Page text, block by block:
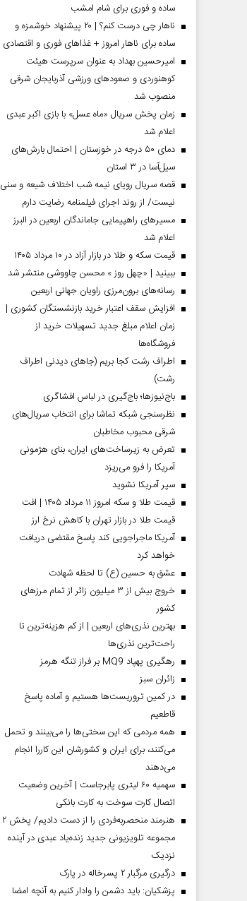
ساده و فوری برای شام امشب
ناهار چی درست کنم؟ | ۲۰ پیشنهاد خوشمزه و
ساده برای ناهار امروز + غذاهای فوری و اقتصادی
امیرحسین بهداد به عنوان سرپرست هیئت
کوهنوردی و صعودهای ورزشی آذربایجان شرقی
منصوب شد
زمان پخش سریال «ماه عسل» با بازی اکبر عبدی
اعلام شد
دمای ۵۰ درجه در خوزستان | احتمال بارش‌های
سیل‌آسا در ۳ استان
قصه سریال رویای نیمه شب اختلاف شیعه و سنی
نیست/ از روند اجرای فیلمنامه رضایت دارم
مسیر‌های راهپیمایی جاماندگان اربعین در البرز
اعلام شد
قیمت سکه و طلا در بازار آزاد در ۱۰ مرداد ۱۴۰۵
ببینید | «چهل روز » محسن چاووشی منتشر شد
رسانه‌های برون‌مرزی راویان جهانی اربعین
افزایش سقف اعتبار خرید بازنشستگان کشوری |
زمان اعلام مبلغ جدید تسهیلات خرید از
فروشگاه‌ها
اطراف رشت کجا بریم (جاهای دیدنی اطراف
رشت)
باج‌نیوزها؛ باج‌گیری در لباس افشاگری
نظرسنجی شبکه تماشا برای انتخاب سریال‌های
شرقی محبوب مخاطبان
تعرض به زیرساخت‌های ایران، بنای هژمونی
آمریکا را فرو می‌ریزد
سپر آمریکا نشوید
قیمت طلا و سکه امروز ۱۱ مرداد ۱۴۰۵ | افت
قیمت طلا در بازار تهران با کاهش نرخ ارز
آمریکا ماجراجویی کند پاسخ مقتضی دریافت
خواهد کرد
عشق به حسین (ع) تا لحظه شهادت
خروج بیش از ۳ میلیون زائر از تمام مرز‌های
کشور
بهترین نذری‌های اربعین | از کم هزینه‌ترین تا
راحت‌ترین نذری‌ها
رهگیری پهپاد MQ9 بر فراز تنگه هرمز
‌زائران سبز
در کمین تروریست‌ها هستیم و آماده پاسخ
قاطعیم
همه مردمی که این سختی‌ها را می‌بینند و تحمل
می‌کنند، برای ایران و کشورشان این کاررا انجام
می‌دهند
سهمیه ۶۰ لیتری پابرجاست | آخرین وضعیت
اتصال کارت سوخت به کارت بانکی
هنرمند منحصر‌به‌فردی را از دست دادیم/ پخش ۲
مجموعه تلویزیونی جدید زنده‌یاد عبدی در آینده
نزدیک
درگیری مرگبار ۲ پسرخاله در پارک
پزشکیان: باید دشمن را وادار کنیم به آنچه امضا
صفحات نخست روزنامه ها‌ی‌سه‌شنبه ۶ مردادماه